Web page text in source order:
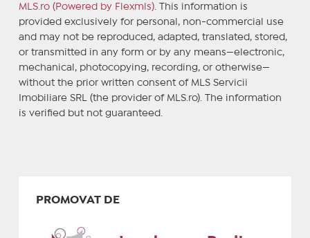
MLS.ro (Powered by Flexmls). This information is
provided exclusively for personal, non-commercial use
and may not be reproduced, adapted, translated, stored,
or transmitted in any form or by any means—electronic,
mechanical, photocopying, recording, or otherwise—
without the prior written consent of MLS Servicii
Imobiliare SRL (the provider of MLS.ro). The information
is verified but not guaranteed.
PROMOVAT DE